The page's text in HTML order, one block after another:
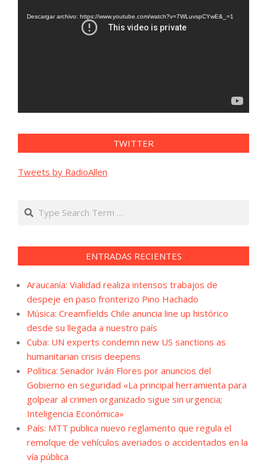
vídeo
Descargar archivo: https://www.youtube.com/watch?v=7WLuvspCYwE&_=1
TWITTER
Tweets by RadioAllen
Search
ENTRADAS RECIENTES
Araucanía: Vialidad realiza intensos trabajos de
despeje en paso fronterizo Pino Hachado
Música: Creamfields Chile anuncia line up histórico
desde su llegada a nuestro país
Cuba: UN experts condemn new US sanctions as
humanitarian crisis deepens
Política: Senador Iván Flores por anuncios del
Gobierno en seguridad «La principal herramienta para
golpear al crimen organizado sigue sin urgencia;
Inteligencia Económica»
País: MTT publica nuevo reglamento que regula el
remolque de vehículos averiados o accidentados en la
vía pública